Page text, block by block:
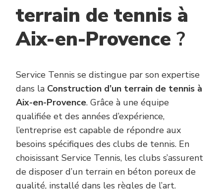
terrain de tennis à
Aix-en-Provence ?
Service Tennis se distingue par son expertise
dans la Construction d’un terrain de tennis à
Aix-en-Provence. Grâce à une équipe
qualifiée et des années d’expérience,
l’entreprise est capable de répondre aux
besoins spécifiques des clubs de tennis. En
choisissant Service Tennis, les clubs s’assurent
de disposer d’un terrain en béton poreux de
qualité, installé dans les règles de l’art.